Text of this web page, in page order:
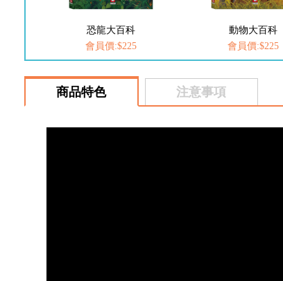
動物大百科
會員價:$225
愛思考的小小孩(全
會員價:$537
商品特色 注意事項